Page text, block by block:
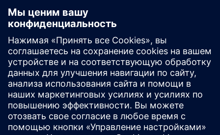
данных проектов до того, как они попадут в
производственный цех, устраняя дорогостоящие
производственные задержки и обеспечивая
электрические характеристики конечного продукта.
Бесплатное обучение по запросу
Полный набор учебных программ по схематическому
проектированию, определению ограничений,
компоновке печатных плат, созданию библиотек и
управлению ими.